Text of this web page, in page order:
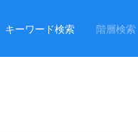
キーワード検索 階層検索